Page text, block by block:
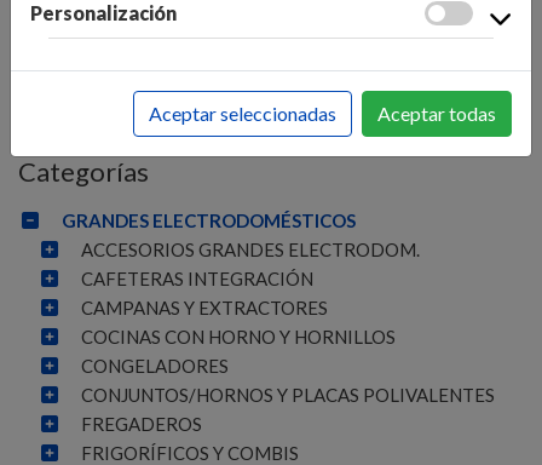
INICIO>GRANDES ELECTRODOMÉSTICOS>GRIFOS>
GRIFOS EXTRAIBLES
Categorías
GRANDES ELECTRODOMÉSTICOS
ACCESORIOS GRANDES ELECTRODOM.
CAFETERAS INTEGRACIÓN
CAMPANAS Y EXTRACTORES
COCINAS CON HORNO Y HORNILLOS
CONGELADORES
CONJUNTOS/HORNOS Y PLACAS POLIVALENTES
FREGADEROS
FRIGORÍFICOS Y COMBIS
Personalización
Aceptar seleccionadas Aceptar todas